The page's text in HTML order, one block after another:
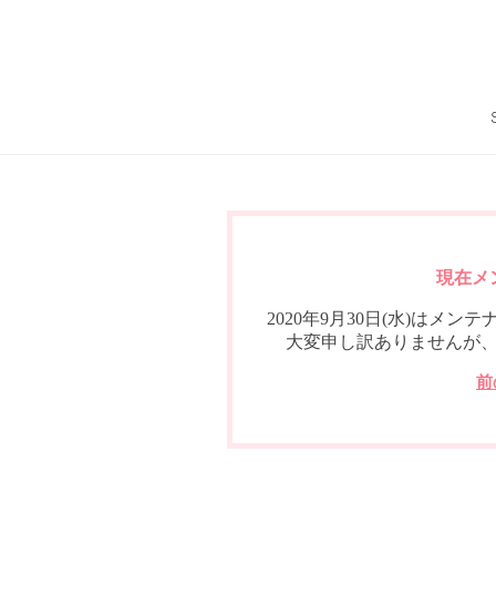
現在メ
2020年9月30日(水)はメンテ
大変申し訳ありませんが
前